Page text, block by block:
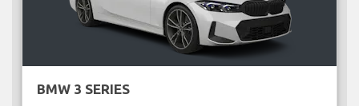
BMW 3 SERIES